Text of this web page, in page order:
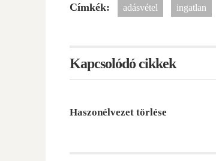
Címkék: adásvétel ingatlan
Kapcsolódó cikkek
Haszonélvezet törlése